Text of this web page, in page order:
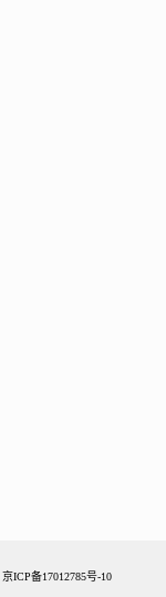
京ICP备17012785号-10